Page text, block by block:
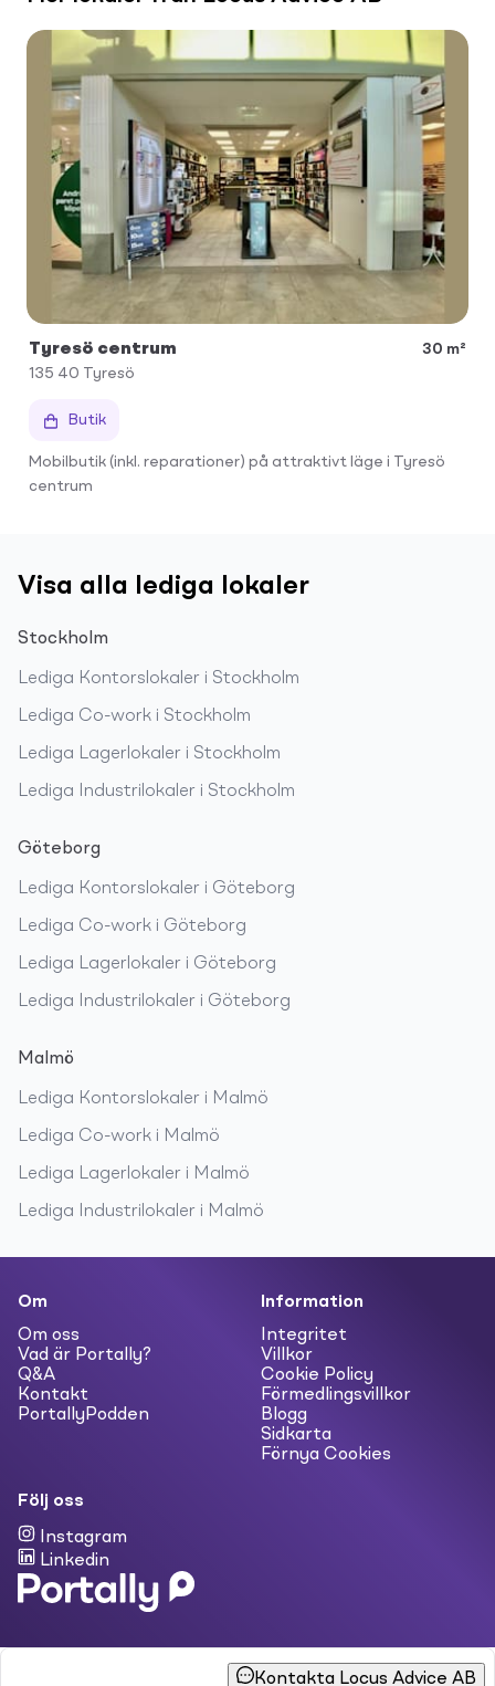
Tyresö centrum
30 m²
135 40
Tyresö
Butik
Mobilbutik (inkl. reparationer) på attraktivt läge i Tyresö
centrum
Visa alla lediga lokaler
Stockholm
Lediga Kontorslokaler i Stockholm
Lediga Co-work i Stockholm
Lediga Lagerlokaler i Stockholm
Lediga Industrilokaler i Stockholm
Göteborg
Lediga Kontorslokaler i Göteborg
Lediga Co-work i Göteborg
Lediga Lagerlokaler i Göteborg
Lediga Industrilokaler i Göteborg
Malmö
Lediga Kontorslokaler i Malmö
Lediga Co-work i Malmö
Lediga Lagerlokaler i Malmö
Lediga Industrilokaler i Malmö
Om
Om oss
Vad är Portally?
Q&A
Kontakt
PortallyPodden
Information
Integritet
Villkor
Cookie Policy
Förmedlingsvillkor
Blogg
Sidkarta
Förnya Cookies
Följ oss
Instagram
Linkedin
Kontakta Locus Advice AB